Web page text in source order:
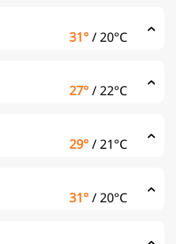
31°/20°C
27°/22°C
29°/21°C
31°/20°C